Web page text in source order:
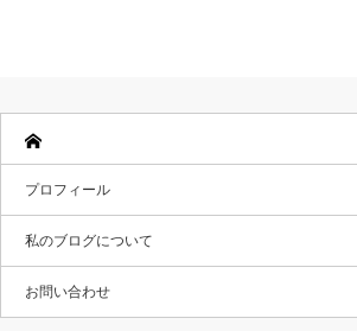
プロフィール
私のブログについて
お問い合わせ